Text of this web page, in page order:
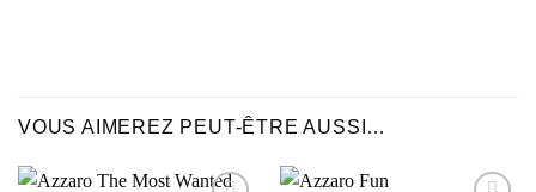
VOUS AIMEREZ PEUT-ÊTRE AUSSI…